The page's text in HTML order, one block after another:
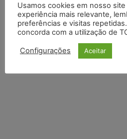
Usamos cookies em nosso
experiência mais relevante,
preferências e visitas
concorda com a utilização de
Configurações Aceitar